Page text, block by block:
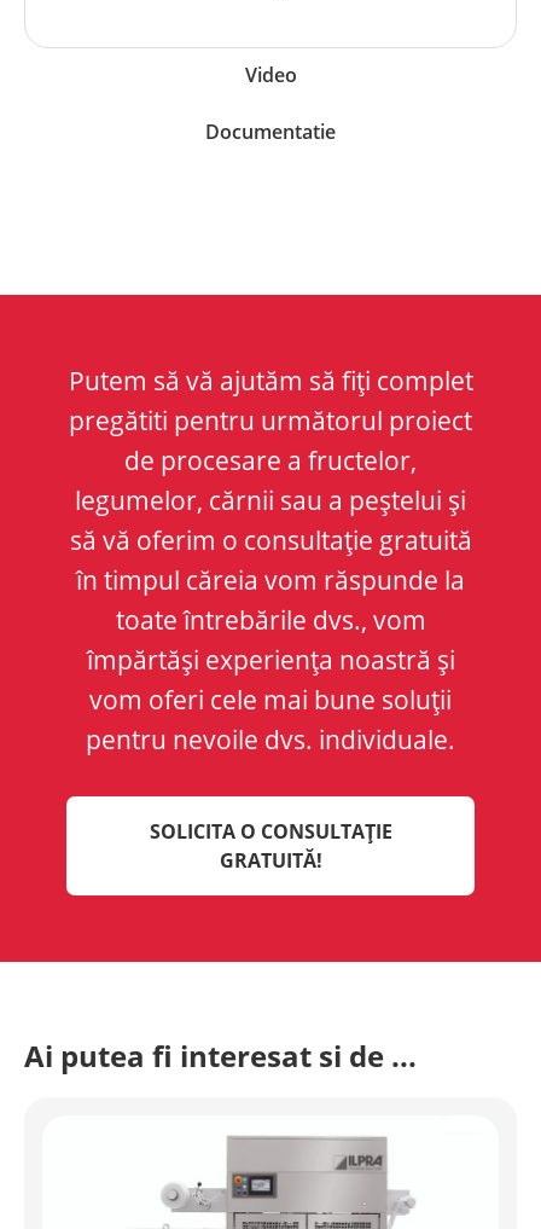
Video
Documentatie
Putem să vă ajutăm să fiți complet
pregătiti pentru următorul proiect
de procesare a fructelor,
legumelor, cărnii sau a peștelui și
să vă oferim o consultație gratuită
în timpul căreia vom răspunde la
toate întrebările dvs., vom
împărtăși experiența noastră și
vom oferi cele mai bune soluții
pentru nevoile dvs. individuale.
SOLICITA O CONSULTAȚIE
GRATUITĂ!
Ai putea fi interesat si de ...